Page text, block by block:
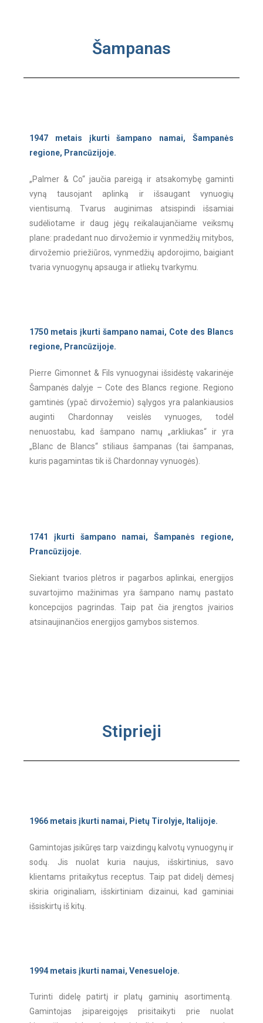
Šampanas
1947 metais įkurti šampano namai, Šampanės
regione, Prancūzijoje.
„Palmer & Co“ jaučia pareigą ir atsakomybę gaminti
vyną tausojant aplinką ir išsaugant vynuogių
vientisumą. Tvarus auginimas atsispindi išsamiai
sudėliotame ir daug jėgų reikalaujančiame veiksmų
plane: pradedant nuo dirvožemio ir vynmedžių mitybos,
dirvožemio priežiūros, vynmedžių apdorojimo, baigiant
tvaria vynuogynų apsauga ir atliekų tvarkymu.
1750 metais įkurti šampano namai, Cote des Blancs
regione, Prancūzijoje.
Pierre Gimonnet & Fils vynuogynai išsidėstę vakarinėje
Šampanės dalyje – Cote des Blancs regione. Regiono
gamtinės (ypač dirvožemio) sąlygos yra palankiausios
auginti Chardonnay veislės vynuoges, todėl
nenuostabu, kad šampano namų „arkliukas“ ir yra
„Blanc de Blancs“ stiliaus šampanas (tai šampanas,
kuris pagamintas tik iš Chardonnay vynuogės).
1741 įkurti šampano namai, Šampanės regione,
Prancūzijoje.
Siekiant tvarios plėtros ir pagarbos aplinkai, energijos
suvartojimo mažinimas yra šampano namų pastato
koncepcijos pagrindas. Taip pat čia įrengtos įvairios
atsinaujinančios energijos gamybos sistemos.
Stiprieji
1966 metais įkurti namai, Pietų Tirolyje, Italijoje.
Gamintojas įsikūręs tarp vaizdingų kalvotų vynuogynų ir
sodų. Jis nuolat kuria naujus, išskirtinius, savo
klientams pritaikytus receptus. Taip pat didelį dėmesį
skiria originaliam, išskirtiniam dizainui, kad gaminiai
išsiskirtų iš kitų.
1994 metais įkurti namai, Venesueloje.
Turinti didelę patirtį ir platų gaminių asortimentą.
Gamintojas įsipareigojęs prisitaikyti prie nuolat